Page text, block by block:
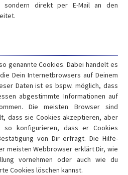
sondern direkt per E-Mail an den
genannte Cookies. Dabei handelt es
Dein Internetbrowsers auf Deinem
Daten ist es bspw. möglich, dass
abgestimmte Informationen auf
Die meisten Browser sind
dass sie Cookies akzeptieren, aber
so konfigurieren, dass er Cookies
von Dir erfragt. Die Hilfe-
meisten Webbrowser erklärt Dir, wie
vornehmen oder auch wie du
Cookies löschen kannst.